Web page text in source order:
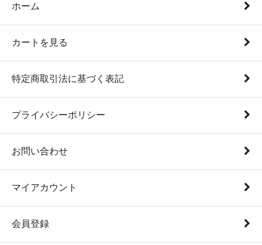
ホーム
カートを見る
特定商取引法に基づく表記
プライバシーポリシー
お問い合わせ
マイアカウント
会員登録